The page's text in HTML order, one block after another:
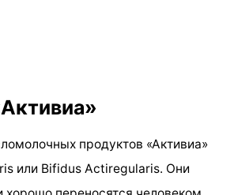
продуктов «Активиа»
или Bifidus Actiregularis. Они